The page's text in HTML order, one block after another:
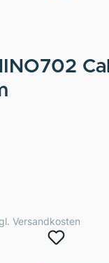
Versandkosten